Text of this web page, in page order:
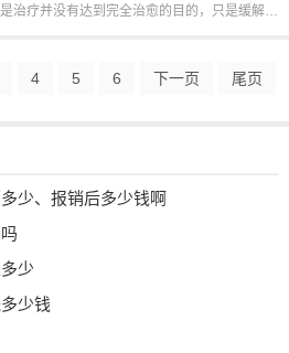
治疗并没有达到完全治愈的目的，只是缓解了
4 5 6 下一页 尾页
少、报销后多少钱啊
少
少钱